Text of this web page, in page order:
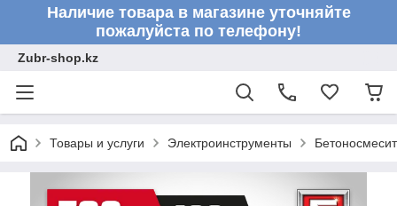
Наличие товара в магазине уточняйте
пожалуйста по телефону!
Zubr-shop.kz
Товары и услуги Электроинструменты